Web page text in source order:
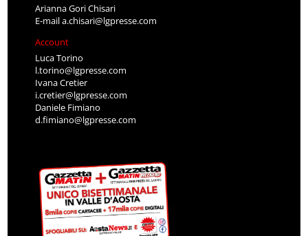
Arianna Gori Chisari
E-maila.chisari@lgpresse.com
Account
Luca Torino
l.torino@lgpresse.com
Ivana Cretier
i.cretier@lgpresse.com
Daniele Fimiano
d.fimiano@lgpresse.com